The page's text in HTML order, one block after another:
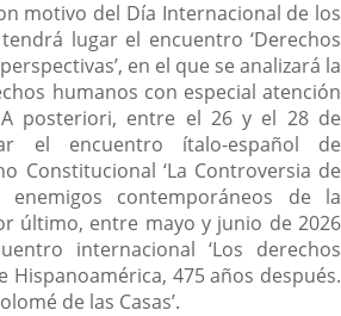
motivo del Día Internacional de los
lugar el encuentro ‘Derechos
en el que se analizará la
humanos con especial atención
posteriori, entre el 26 y el 28 de
el encuentro ítalo-español de
Constitucional ‘La Controversia de
enemigos contemporáneos de la
último, entre mayo y junio de 2026
internacional ‘Los derechos
Hispanoamérica, 475 años después.
de las Casas’.